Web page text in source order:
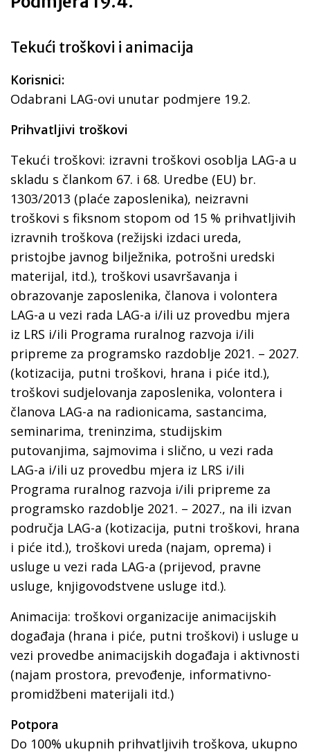
Tekući troškovi i animacija
Korisnici:
Odabrani LAG-ovi unutar podmjere 19.2.
Prihvatljivi troškovi
Tekući troškovi: izravni troškovi osoblja LAG-a u
skladu s člankom 67. i 68. Uredbe (EU) br.
1303/2013 (plaće zaposlenika), neizravni
troškovi s fiksnom stopom od 15 % prihvatljivih
izravnih troškova (režijski izdaci ureda,
pristojbe javnog bilježnika, potrošni uredski
materijal, itd.), troškovi usavršavanja i
obrazovanje zaposlenika, članova i volontera
LAG-a u vezi rada LAG-a i/ili uz provedbu mjera
iz LRS i/ili Programa ruralnog razvoja i/ili
pripreme za programsko razdoblje 2021. – 2027.
(kotizacija, putni troškovi, hrana i piće itd.),
troškovi sudjelovanja zaposlenika, volontera i
članova LAG-a na radionicama, sastancima,
seminarima, treninzima, studijskim
putovanjima, sajmovima i slično, u vezi rada
LAG-a i/ili uz provedbu mjera iz LRS i/ili
Programa ruralnog razvoja i/ili pripreme za
programsko razdoblje 2021. – 2027., na ili izvan
područja LAG-a (kotizacija, putni troškovi, hrana
i piće itd.), troškovi ureda (najam, oprema) i
usluge u vezi rada LAG-a (prijevod, pravne
usluge, knjigovodstvene usluge itd.).
Animacija: troškovi organizacije animacijskih
događaja (hrana i piće, putni troškovi) i usluge u
vezi provedbe animacijskih događaja i aktivnosti
(najam prostora, prevođenje, informativno-
promidžbeni materijali itd.)
Potpora
Do 100% ukupnih prihvatljivih troškova, ukupno